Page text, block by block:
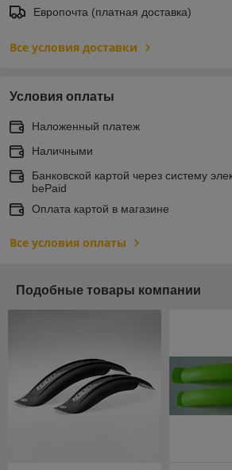
Европочта (платная доставка)
Все условия доставки
Условия оплаты
Наложенный платеж
Наличными
Банковской картой через систему
bePaid
Оплата картой в магазине
Все условия оплаты
Подобные товары компании